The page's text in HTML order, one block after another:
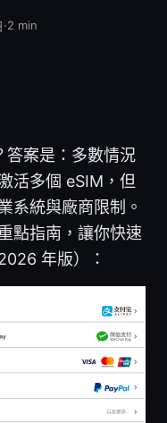
·2 min
答案是：多數情況
活多個 eSIM，但
系統與廠商限制。
點指南，讓你快速
年版）：